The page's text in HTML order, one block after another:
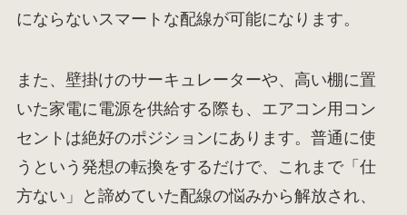
にならないスマートな配線が可能になります。
また、壁掛けのサーキュレーターや、高い棚に置
いた家電に電源を供給する際も、エアコン用コン
セントは絶好のポジションにあります。普通に使
うという発想の転換をするだけで、これまで「仕
方ない」と諦めていた配線の悩みから解放され、